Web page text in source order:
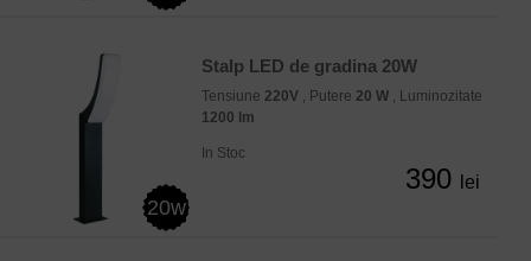
20w
Stalp LED de gradina 20W
Tensiune 220V , Putere 20 W , Luminozitate
1200 lm
In Stoc
390 lei